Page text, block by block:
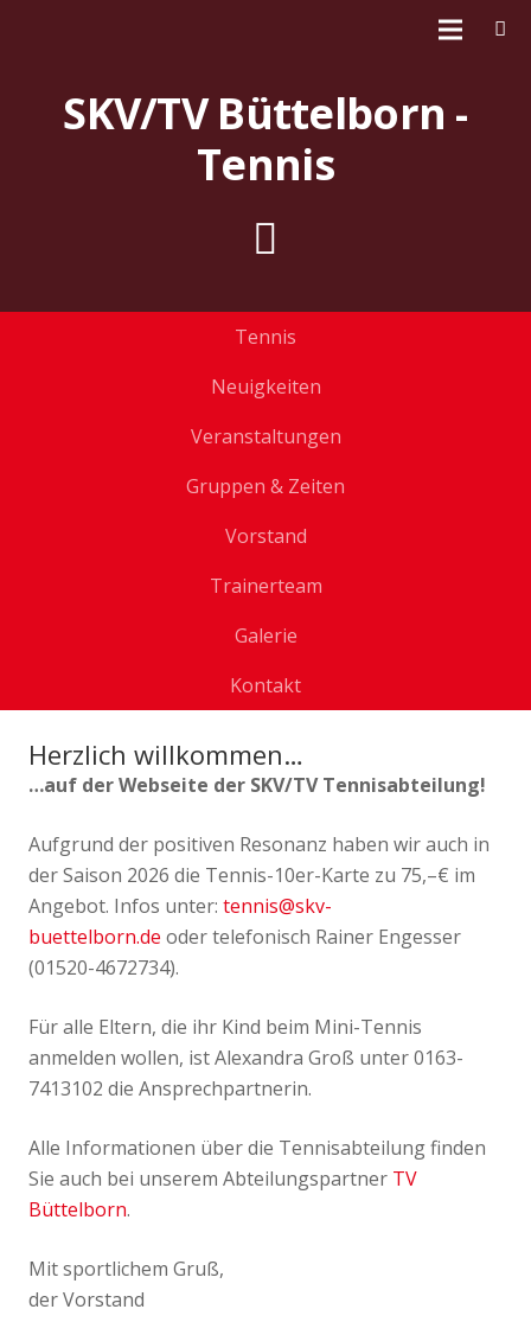
SKV/TV Büttelborn -
Tennis
Tennis
Neuigkeiten
Veranstaltungen
Gruppen & Zeiten
Vorstand
Trainerteam
Galerie
Kontakt
Herzlich willkommen…
…auf der Webseite der SKV/TV Tennisabteilung!
Aufgrund der positiven Resonanz haben wir auch in
der Saison 2026 die Tennis-10er-Karte zu 75,–€ im
Angebot. Infos unter: tennis@skv-
buettelborn.de oder telefonisch Rainer Engesser
(01520-4672734).
Für alle Eltern, die ihr Kind beim Mini-Tennis
anmelden wollen, ist Alexandra Groß unter 0163-
7413102 die Ansprechpartnerin.
Alle Informationen über die Tennisabteilung finden
Sie auch bei unserem Abteilungspartner TV
Büttelborn.
Mit sportlichem Gruß,
der Vorstand